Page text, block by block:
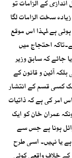
کے الزامات تو
سخت الزامات لگا
ہے،لہذا اس موقع
احتجاج میں
جائے کہ سابق وزیر
آئین و قانون کے
کسی قسم کے انتشار
امر کی ہے کہ ذاتیات
عمران خان کو ایک
ہونا ہے جس سے
یا نہیں۔ اسی طرح